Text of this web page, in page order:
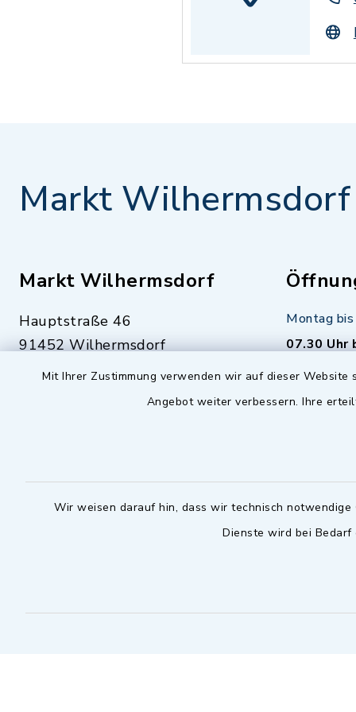
Mit Ihrer Zustimmung verwenden wir auf dieser
Angebot weiter verbessern. Ihre
Wir weisen darauf hin, dass wir technisch
Dienste wird bei
Markt Wilhermsdorf
Markt Wilhermsdorf
Hauptstraße 46
91452 Wilhermsdorf
09102 9958-0
09102 9958-111
Notfallnummer Bauhof
Montag
07.30 Uhr
Dienstag
16.30 bis
möglich -